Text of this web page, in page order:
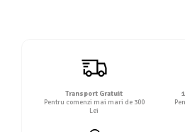
Transport Gratuit
Pentru comenzi mai mari de 300
Lei